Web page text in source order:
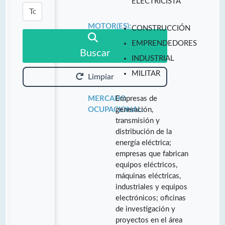
Buscar
Limpiar
MOTOR(ES):CONSTRUCCIÓN
EMPRENDEDORES
INDUSTRIAL
MILITAR
MERCADO
OCUPACIONAL:
Empresas de
generación,
transmisión y
distribución de la
energía eléctrica;
empresas que fabrican
equipos eléctricos,
máquinas eléctricas,
industriales y equipos
electrónicos; oficinas
de investigación y
proyectos en el área